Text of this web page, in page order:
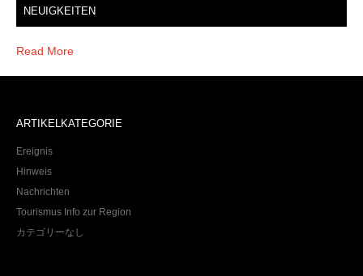
NEUIGKEITEN
Read More
ARTIKELKATEGORIE
Ereignis
Hinweis
Nachrichten
Tourismus Info zur Region
カテゴリーなし